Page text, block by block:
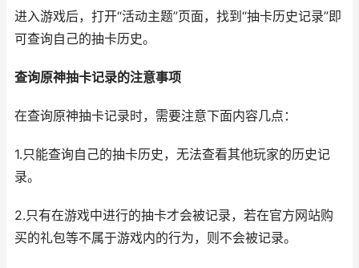
进入游戏后，打开“活动主题”页面，找到“抽卡历史记录”即
可查询自己的抽卡历史。
查询原神抽卡记录的注意事项
在查询原神抽卡记录时，需要注意下面内容几点：
1.只能查询自己的抽卡历史，无法查看其他玩家的历史记
录。
2.只有在游戏中进行的抽卡才会被记录，若在官方网站购
买的礼包等不属于游戏内的行为，则不会被记录。